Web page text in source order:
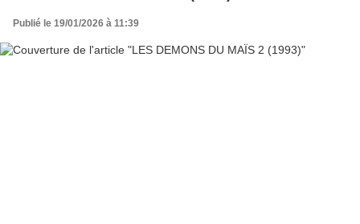
Publié le 19/01/2026 à 11:39